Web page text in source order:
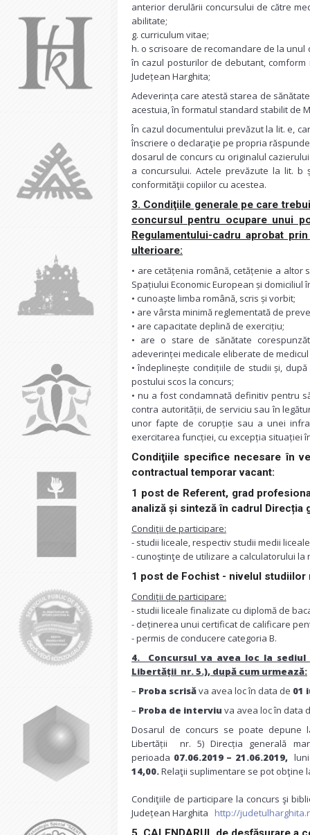
anterior derulării concursului de către
abilitate;
g. curriculum vitae;
h. o scrisoare de recomandare de la
în cazul posturilor de debutant,
Județean Harghita;
Adeverința care atestă starea de
acestuia, în formatul standard stabilit de
În cazul documentului prevăzut la lit. e,
înscriere o declaraţie pe propria
dosarul de concurs cu originalul
a concursului. Actele prevăzute la lit.
conformităţii copiilor cu acestea.
3. Condiţiile generale pe care
concursul pentru ocupare unui
Regulamentului-cadru aprobat
ulterioare:
• are cetățenia română, cetățenie a
Spațiului Economic European și domiciliul
• cunoaște limba română, scris și vorbit;
• are vârsta minimă reglementată de
• are capacitate deplină de exercițiu;
• are o stare de sănătate
adeverinței medicale eliberate de
• îndeplinește condițiile de studii și,
postului scos la concurs;
• nu a fost condamnată definitiv pentru
contra autorității, de serviciu sau în
unor fapte de corupție sau a unei
exercitarea funcției, cu excepția situației
Condiţiile specifice necesare în
contractual temporar vacant:
1 post de Referent, grad
analiză și sinteză în cadrul Direcția
Condiţii de participare:
- studii liceale, respectiv studii medii
- cunoştinţe de utilizare a calculatorului la
1 post de Fochist - nivelul studiilor
Condiţii de participare:
- studii liceale finalizate cu diplomă de
- deținerea unui certificat de calificare
- permis de conducere categoria B.
4. Concursul va avea loc la
Libertății nr. 5.), după cum urmează:
– Proba scrisăva avea loc în data de 01
– Proba de interviu va avea loc în data
Dosarul de concurs se poate depune
Libertății nr. 5) Direcția generală
perioada 07.06.2019 – 21.06.2019,
14,00.Relaţii suplimentare se pot obţine
Condiţiile de participare la concurs şi
Județean Harghita http://